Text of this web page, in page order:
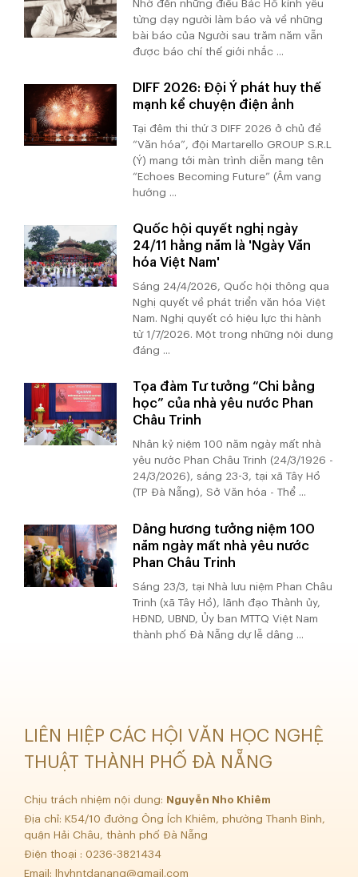
Nhớ đến những điều Bác Hồ kính yêu
từng dạy người làm báo và về những
bài báo của Người sau trăm năm vẫn
được báo chí thế giới nhắc ...
DIFF 2026: Đội Ý phát huy thế
mạnh kể chuyện điện ảnh
Tại đêm thi thứ 3 DIFF 2026 ở chủ đề
“Văn hóa”, đội Martarello GROUP S.R.L
(Ý) mang tới màn trình diễn mang tên
“Echoes Becoming Future” (Âm vang
hướng ...
Quốc hội quyết nghị ngày
24/11 hằng năm là 'Ngày Văn
hóa Việt Nam'
Sáng 24/4/2026, Quốc hội thông qua
Nghị quyết về phát triển văn hóa Việt
Nam. Nghị quyết có hiệu lực thi hành
từ 1/7/2026. Một trong những nội dung
đáng ...
Tọa đàm Tư tưởng “Chi bằng
học” của nhà yêu nước Phan
Châu Trinh
Nhân kỷ niệm 100 năm ngày mất nhà
yêu nước Phan Châu Trinh (24/3/1926 -
24/3/2026), sáng 23-3, tại xã Tây Hồ
(TP Đà Nẵng), Sở Văn hóa - Thể ...
Dâng hương tưởng niệm 100
năm ngày mất nhà yêu nước
Phan Châu Trinh
Sáng 23/3, tại Nhà lưu niệm Phan Châu
Trinh (xã Tây Hồ), lãnh đạo Thành ủy,
HĐND, UBND, Ủy ban MTTQ Việt Nam
thành phố Đà Nẵng dự lễ dâng ...
LIÊN HIỆP CÁC HỘI VĂN HỌC NGHỆ
THUẬT THÀNH PHỐ ĐÀ NẴNG
Chịu trách nhiệm nội dung: Nguyễn Nho Khiêm
Địa chỉ: K54/10 đường Ông Ích Khiêm, phường Thanh Bình,
quận Hải Châu, thành phố Đà Nẵng
Điện thoại : 0236-3821434
Email:
lhvhntdanang@gmail.com